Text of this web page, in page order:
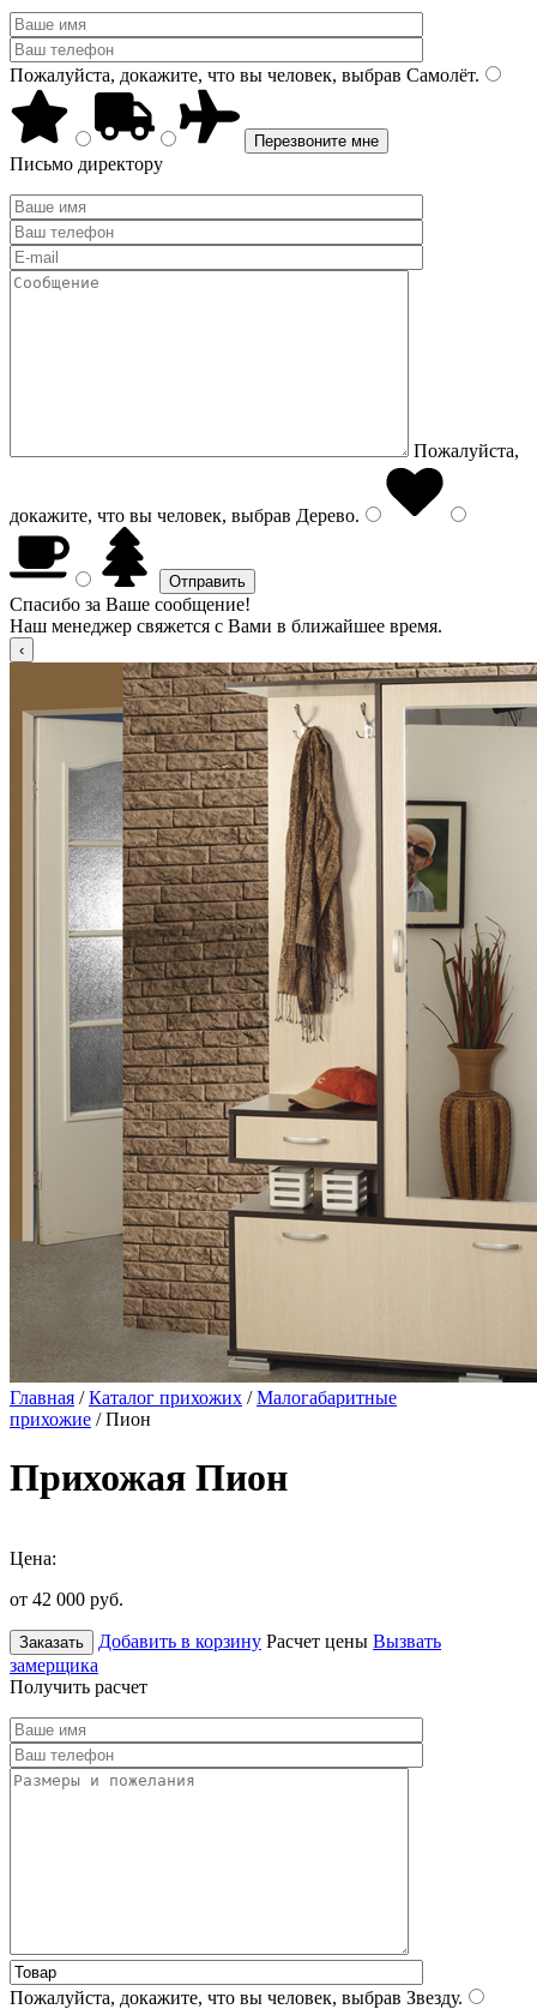
Пожалуйста, докажите, что вы человек, выбрав Самолёт.
Письмо директору
Пожалуйста,
докажите, что вы человек, выбрав Дерево.
Спасибо за Ваше сообщение!
Наш менеджер свяжется с Вами в ближайшее время.
Главная /Каталог прихожих /Малогабаритные
прихожие / Пион
Прихожая Пион
Цена:
от 42 000 руб.
Заказать Добавить в корзину Расчет цены Вызвать
замерщика
Получить расчет
Пожалуйста, докажите, что вы человек, выбрав Звезду.